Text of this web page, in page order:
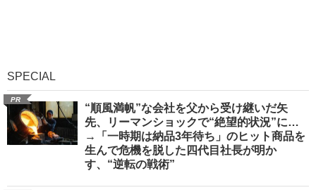
SPECIAL
PR
“順風満帆”な会社を父から受け継いだ矢
先、リーマンショックで“絶望的状況”に…
→「一時期は納品3年待ち」のヒット商品を
生んで危機を脱した四代目社長が明か
す、“逆転の戦術”